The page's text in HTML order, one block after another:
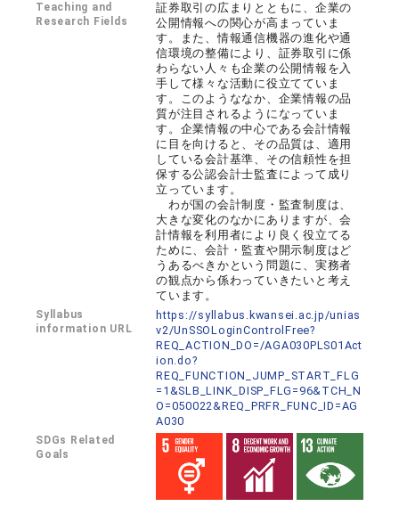
Teaching and
Research Fields
証券取引の広まりとともに、企業の
公開情報への関心が高まっていま
す。また、情報通信機器の進化や通
信環境の整備により、証券取引に係
わらない人々も企業の公開情報を入
手して様々な活動に役立てていま
す。このようななか、企業情報の品
質が注目されるようになっていま
す。企業情報の中心である会計情報
に目を向けると、その品質は、適用
している会計基準、その信頼性を担
保する公認会計士監査によって成り
立っています。
わが国の会計制度・監査制度は、
大きな変化のなかにありますが、会
計情報を利用者により良く役立てる
ために、会計・監査や開示制度はど
うあるべきかという問題に、実務者
の観点から係わっていきたいと考え
ています。
Syllabus
information URL
https://syllabus.kwansei.ac.jp/unias
v2/UnSSOLoginControlFree?
REQ_ACTION_DO=/AGA030PLS01Act
ion.do?
REQ_FUNCTION_JUMP_START_FLG
=1&SLB_LINK_DISP_FLG=96&TCH_N
O=050022&REQ_PRFR_FUNC_ID=AG
A030
SDGs Related
Goals